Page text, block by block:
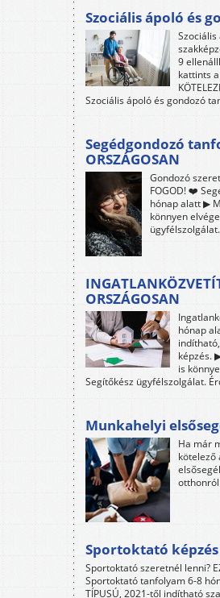
Szociális ápoló és
9
kattints
Szociális ápoló és gondozó
Segédgondozó
ORSZÁGOSAN
Gondozó
FOGOD! ❤️
hónap alatt ▶
könnyen
ORSZÁGOSAN
hónap
képzés.
is
Segítőkész ügyfélszolgálat.
Munkahelyi
Ha már
kötelező
Sportoktató képzés
Sportoktató szeretnél lenni?
Sportoktató tanfolyam 6-8
TÍPUSÚ, 2021-től indítható